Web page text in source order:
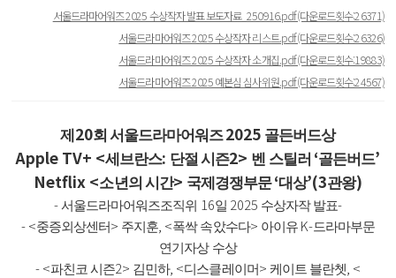
서울드라마어워즈 2025 수상작자 발표 보도자료_250916.pdf(다운로드횟수:26371)
서울드라마어워즈 2025 수상작자 리스트.pdf(다운로드횟수:26326)
서울드라마어워즈 2025 수상작자 소개집.pdf(다운로드횟수:19883)
서울드라마어워즈 2025 예본심 심사위원.pdf(다운로드횟수:24567)
제 20회 서울드라마어워즈2025 골든버드상
Apple TV+ <세브란스: 단절 시즌2> 벤 스틸러 ‘골든버드’
Netflix <소년의 시간> 국제경쟁부문‘대상’(3관왕)
-서울드라마어워즈조직위 16일 2025 수상자작 발표-
- <중증외상센터> 주지훈 , <폭싹 속았수다> 아이유 K-드라마부문
연기자상 수상
- <파친코 시즌2> 김민하, <디스클레이머> 케이트 블란쳇 , <